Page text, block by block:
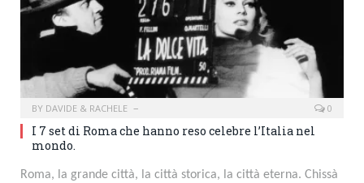
BY DAVIDE & RACHELE 0
I 7 set di Roma che hanno reso celebre l’Italia nel
mondo.
Roma, la grande città, la città storica, la città eterna. Chissà